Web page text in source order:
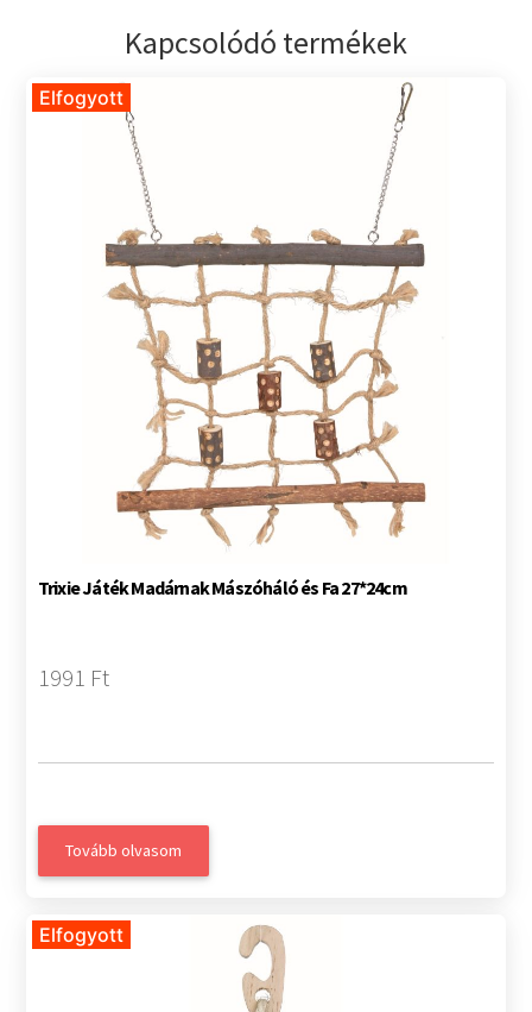
Kapcsolódó termékek
Elfogyott
Trixie Játék Madárnak Mászóháló és Fa 27*24cm
1991 Ft
Tovább olvasom
Elfogyott